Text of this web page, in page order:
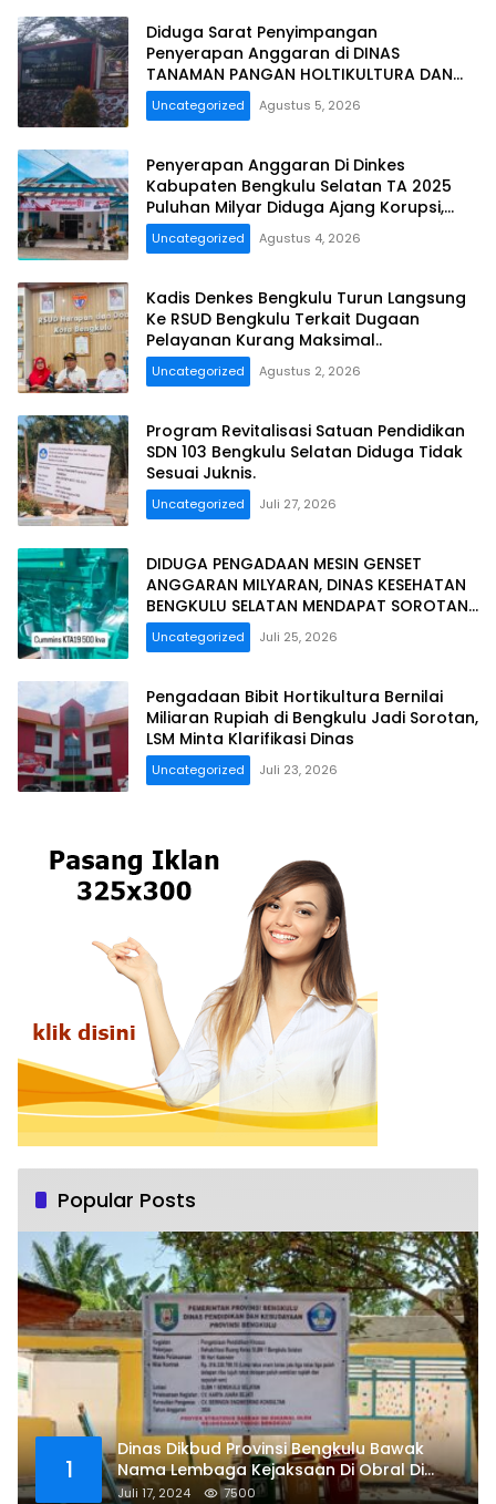
Diduga Sarat Penyimpangan
Penyerapan Anggaran di DINAS
TANAMAN PANGAN HOLTIKULTURA DAN
PERKEBUNAN PROVINSI BENGKULU Tahun
Anggaran 2025 Resmi Dilaporkan
Uncategorized Agustus 5, 2026
Penyerapan Anggaran Di Dinkes
Kabupaten Bengkulu Selatan TA 2025
Puluhan Milyar Diduga Ajang Korupsi,
Dan Segera Dilaporkan.
Uncategorized Agustus 4, 2026
Kadis Denkes Bengkulu Turun Langsung
Ke RSUD Bengkulu Terkait Dugaan
Pelayanan Kurang Maksimal..
Uncategorized Agustus 2, 2026
Program Revitalisasi Satuan Pendidikan
SDN 103 Bengkulu Selatan Diduga Tidak
Sesuai Juknis.
Uncategorized Juli 27, 2026
DIDUGA PENGADAAN MESIN GENSET
ANGGARAN MILYARAN, DINAS KESEHATAN
BENGKULU SELATAN MENDAPAT SOROTAN
MASYARAKAT RELASI PUBLIK.
Uncategorized Juli 25, 2026
Pengadaan Bibit Hortikultura Bernilai
Miliaran Rupiah di Bengkulu Jadi Sorotan,
LSM Minta Klarifikasi Dinas
Uncategorized Juli 23, 2026
Popular Posts
1
Dinas Dikbud Provinsi Bengkulu Bawak
Nama Lembaga Kejaksaan Di Obral Di
Papan Nama Proyek, Ada Apa?
Juli 17, 2024 7500